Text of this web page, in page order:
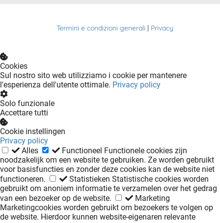
Termini e condizioni generali | Privacy
Cookies
Sul nostro sito web utilizziamo i cookie per mantenere
l'esperienza dell'utente ottimale. Privacy policy
Solo funzionale
Accettare tutti
Cookie instellingen
Privacy policy
Alles
Functioneel Functionele cookies zijn
noodzakelijk om een website te gebruiken. Ze worden gebruikt
voor basisfuncties en zonder deze cookies kan de website niet
functioneren.
Statistieken Statistische cookies worden
gebruikt om anoniem informatie te verzamelen over het gedrag
van een bezoeker op de website.
Marketing
Marketingcookies worden gebruikt om bezoekers te volgen op
de website. Hierdoor kunnen website-eigenaren relevante